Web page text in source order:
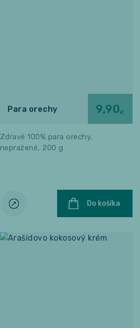
Para orechy 9,90€
Zdravé 100% para orechy,
nepražené, 200 g
Do košíka